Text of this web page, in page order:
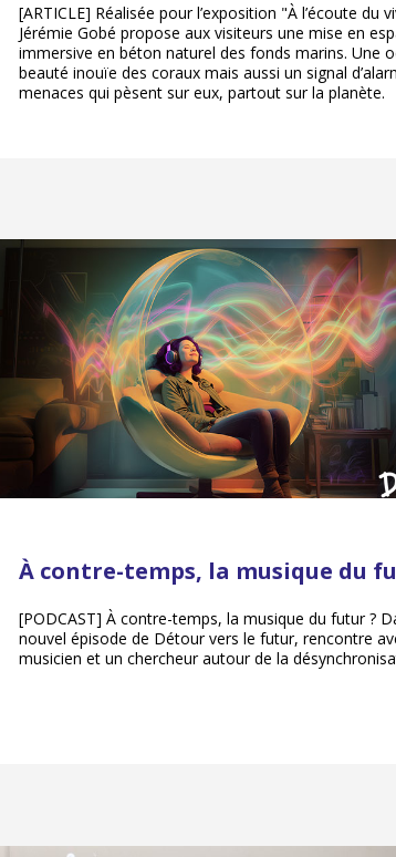
[ARTICLE] Réalisée pour l’exposition "À l’écoute du
Jérémie Gobé propose aux visiteurs une mise en
immersive en béton naturel des fonds marins. Une
beauté inouïe des coraux mais aussi un signal
menaces qui pèsent sur eux, partout sur la planète.
À contre-temps, la musique du
[PODCAST] À contre-temps, la musique du futur ?
nouvel épisode de Détour vers le futur, rencontre
musicien et un chercheur autour de la